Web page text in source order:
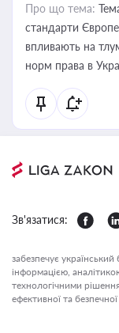
Про що тема:
стандарти
впливають на
норм права в
Зв'язатися:
забезпечує український
інформацією,
технологічними
ефективної та